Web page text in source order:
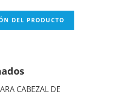
DEL PRODUCTO